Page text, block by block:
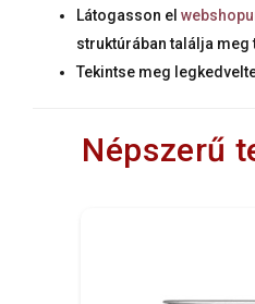
Látogasson el
struktúrában találja meg
Tekintse meg
Népszerű